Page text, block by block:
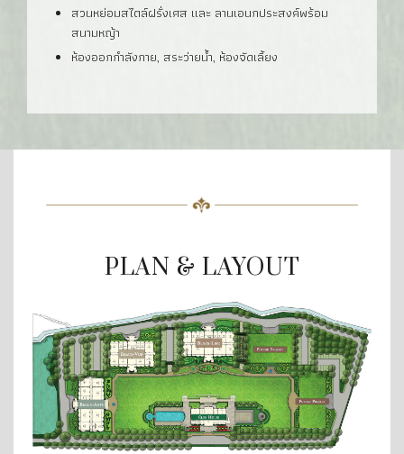
สวนหย่อมสไตล์ฝรั่งเศส และ ลานเอนกประสงค์พร้อม
สนามหญ้า
ห้องออกกำลังกาย, สระว่ายน้ำ, ห้องจัดเลี้ยง
PLAN & LAYOUT